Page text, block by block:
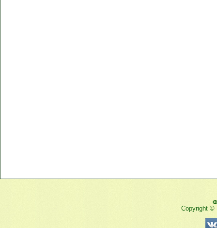
Copyright ©